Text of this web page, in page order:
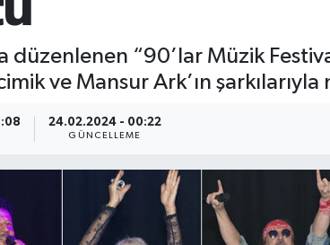
düzenlenen “90’lar Müzik
ve Mansur Ark’ın
24.02.2024 - 00:22
GÜNCELLEME